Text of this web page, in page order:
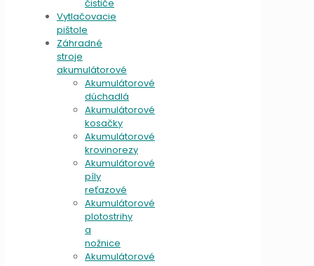
čističe
Vytlačovacie
pištole
Záhradné
stroje
akumulátorové
Akumulátorové
dúchadlá
Akumulátorové
kosačky
Akumulátorové
krovinorezy
Akumulátorové
píly
reťazové
Akumulátorové
plotostrihy
a
nožnice
Akumulátorové